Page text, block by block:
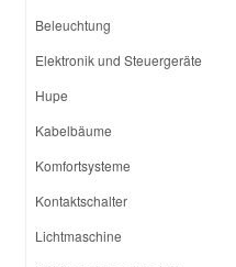
Beleuchtung
Elektronik und Steuergeräte
Hupe
Kabelbäume
Komfortsysteme
Kontaktschalter
Lichtmaschine